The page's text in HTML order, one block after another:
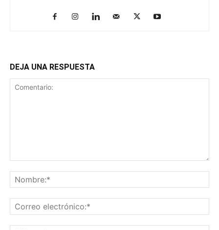
DEJA UNA RESPUESTA